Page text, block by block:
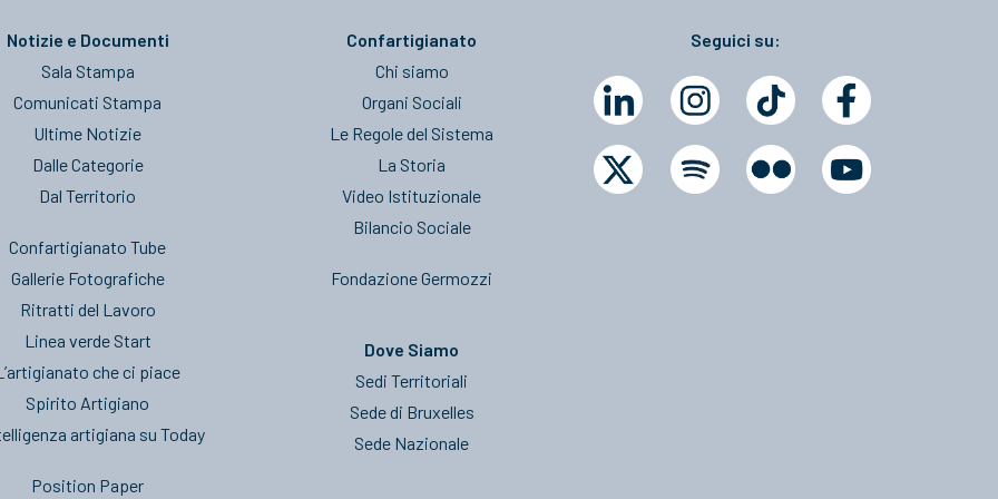
Notizie e Documenti
Sala Stampa
Comunicati Stampa
Ultime Notizie
Dalle Categorie
Dal Territorio
Confartigianato Tube
Gallerie Fotografiche
Ritratti del Lavoro
Linea verde Start
che ci piace
Spirito Artigiano
artigiana su Today
Position Paper
Confartigianato
Chi siamo
Organi Sociali
Le Regole del Sistema
La Storia
Video Istituzionale
Bilancio Sociale
Fondazione Germozzi
Dove Siamo
Sedi Territoriali
Sede di Bruxelles
Sede Nazionale
Seguici su: